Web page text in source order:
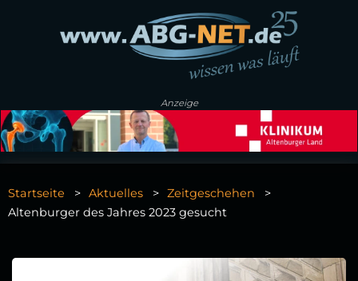
Anzeige
Startseite Aktuelles
Zeitgeschehen
Altenburger des Jahres 2023 gesucht